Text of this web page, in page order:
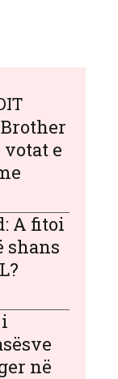
e
A fitoi
shans
në